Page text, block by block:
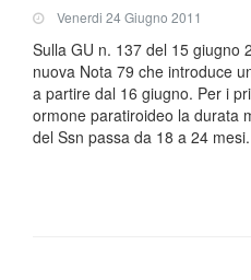
Venerdi 24 Giugno 2011
Sulla GU n. 137 del 15 giugno
nuova Nota 79 che introduce
a partire dal 16 giugno. Per i
ormone paratiroideo la durata
del Ssn passa da 18 a 24 mesi.